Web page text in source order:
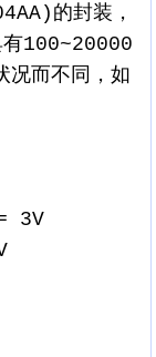
的封装，
有100~20000
况而不同，如
3V